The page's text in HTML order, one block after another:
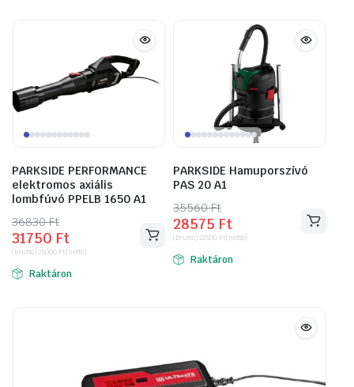
PARKSIDE PERFORMANCE
elektromos axiális
lombfúvó PPELB 1650 A1
36830Ft
Original
price
was:
36830 Ft.
31750 Ft
Current
price
is:
31750 Ft.
(bruttó)25000 Ft(nettó)
Raktáron
PARKSIDE Hamuporszívó
PAS 20 A1
35560Ft
Original
price
was:
35560 Ft.
28575 Ft
Current
price
is:
28575 Ft.
(bruttó)22500 Ft(nettó)
Raktáron